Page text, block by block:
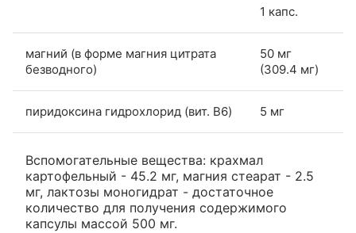
1 капс.
магний (в форме магния цитрата
безводного)
50 мг
(309.4 мг)
пиридоксина гидрохлорид (вит. B6) 5 мг
Вспомогательные вещества: крахмал
картофельный - 45.2 мг, магния стеарат - 2.5
мг, лактозы моногидрат - достаточное
количество для получения содержимого
капсулы массой 500 мг.